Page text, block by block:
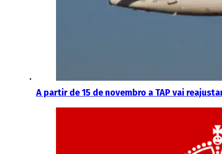
A partir de 15 de novembro a TAP vai